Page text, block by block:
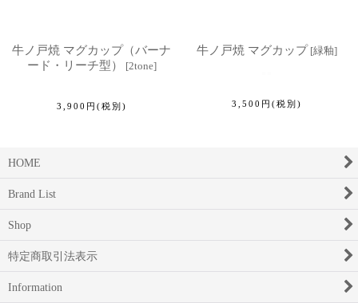
牛ノ戸焼 マグカップ（バーナ
ード・リーチ型）
[2tone]
3,900 円 (税別)
牛ノ戸焼 マグカップ [緑釉]
3,500 円 (税別)
HOME
Brand List
Shop
特定商取引法表示
Information